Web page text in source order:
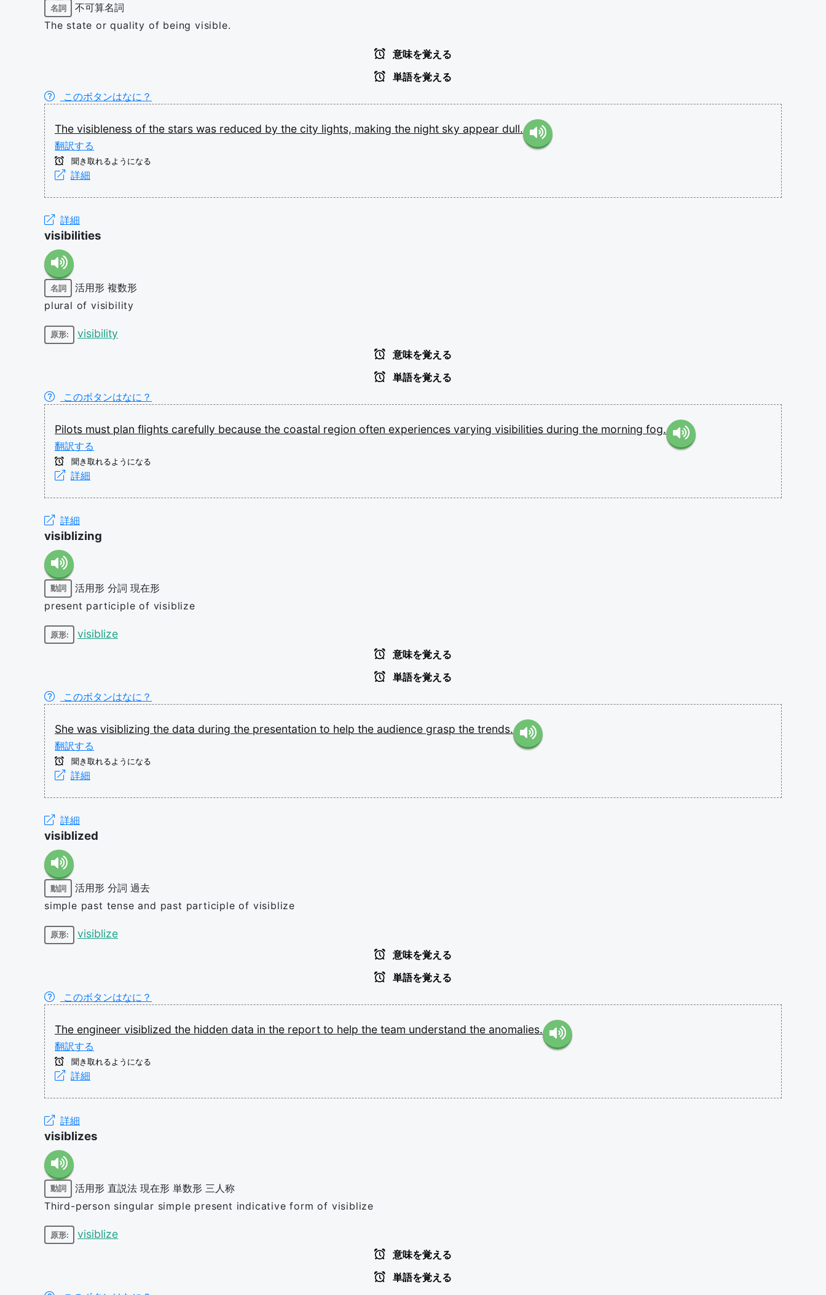
名詞
不可算名詞
The state or quality of being visible.
意味を覚える
単語を覚える
このボタンはなに？
The visibleness of the stars was reduced by the city lights, making the night sky appear dull.
翻訳する
聞き取れるようになる
詳細
詳細
visibilities
名詞 活用形 複数形
plural of visibility
原形: visibility
意味を覚える
単語を覚える
このボタンはなに？
Pilots must plan flights carefully because the coastal region often experiences varying visibilities during the morning fog.
翻訳する
聞き取れるようになる
詳細
詳細
visiblizing
動詞 活用形 分詞 現在形
present participle of visiblize
原形: visiblize
意味を覚える
単語を覚える
このボタンはなに？
She was visiblizing the data during the presentation to help the audience grasp the trends.
翻訳する
聞き取れるようになる
詳細
詳細
visiblized
動詞 活用形 分詞 過去
simple past tense and past participle of visiblize
原形: visiblize
意味を覚える
単語を覚える
このボタンはなに？
The engineer visiblized the hidden data in the report to help the team understand the anomalies.
翻訳する
聞き取れるようになる
詳細
詳細
visiblizes
動詞 活用形 直説法 現在形 単数形 三人称
Third-person singular simple present indicative form of visiblize
原形: visiblize
意味を覚える
単語を覚える